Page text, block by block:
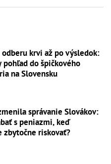
odberu krvi až po výsledok:
pohľad do špičkového
na Slovensku
správanie Slovákov:
s peniazmi, keď
zbytočne riskovať?